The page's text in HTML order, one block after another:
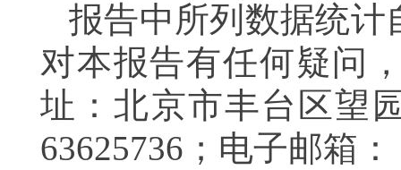
报告中所列数据统计
对本报告有任何疑问
址：北京市丰台区望
63625736 ； 电子邮箱：